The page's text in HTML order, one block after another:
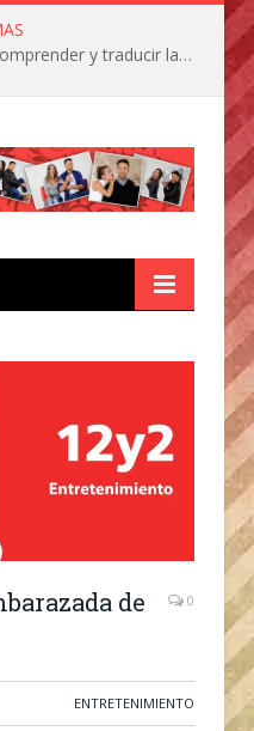
La IA está acercándonos a comprender y traducir las vocalizaciones y comportamientos de nuestras mascotas
de
0
ENTRETENIMIENTO